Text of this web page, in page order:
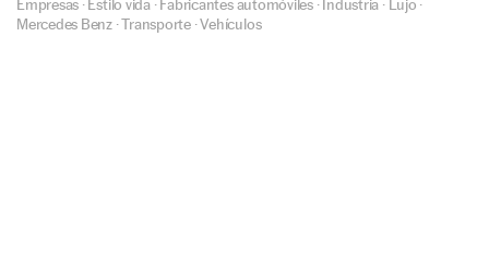
Empresas · Estilo vida· Fabricantes automóviles · Industria · Lujo ·
Mercedes Benz ·Transporte ·Vehículos